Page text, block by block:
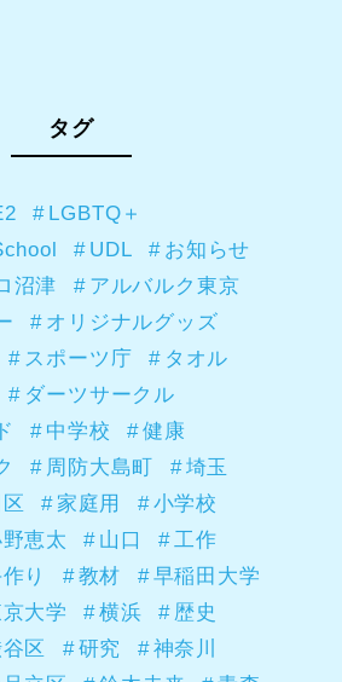
タグ
LGBTQ＋
UDL
お知らせ
沼津
アルバルク東京
オリジナルグッズ
スポーツ庁
タオル
ダーツサークル
中学校
健康
周防大島町
埼玉
家庭用
小学校
恵太 山口
工作
り 教材
早稲田大学
大学 横浜
歴史
区 研究
神奈川